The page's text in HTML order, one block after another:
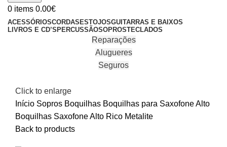
0 items 0.00€
ACESSÓRIOSCORDAS ESTOJOSGUITARRAS E BAIXOS
LIVROS E CD’S PERCUSSÃOSOPROSTECLADOS
Reparações
Alugueres
Seguros
Click to enlarge
Início Sopros Boquilhas Boquilhas para Saxofone Alto
Boquilhas Saxofone Alto Rico Metalite
Back to products